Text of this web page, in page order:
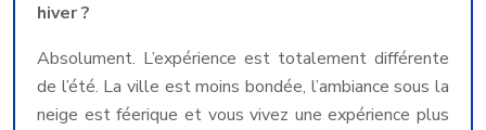
hiver ?
Absolument. L’expérience est totalement différente
de l’été. La ville est moins bondée, l’ambiance sous la
neige est féerique et vous vivez une expérience plus